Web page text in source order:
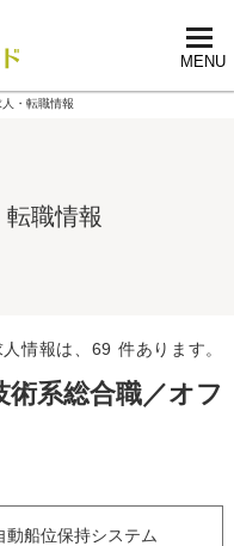
MENU
・転職情報
職情報
情報は、69 件あります。
系総合職／オフ
動船位保持システム